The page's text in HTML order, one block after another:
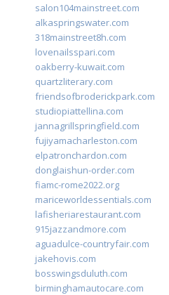
salon104mainstreet.com
alkaspringswater.com
318mainstreet8h.com
lovenailsspari.com
oakberry-kuwait.com
quartzliterary.com
friendsofbroderickpark.com
studiopiattellina.com
jannagrillspringfield.com
fujiyamacharleston.com
elpatronchardon.com
donglaishun-order.com
fiamc-rome2022.org
mariceworldessentials.com
lafisheriarestaurant.com
915jazzandmore.com
aguadulce-countryfair.com
jakehovis.com
bosswingsduluth.com
birminghamautocare.com